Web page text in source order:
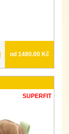
od 1480.00 Kč
SUPERFIT